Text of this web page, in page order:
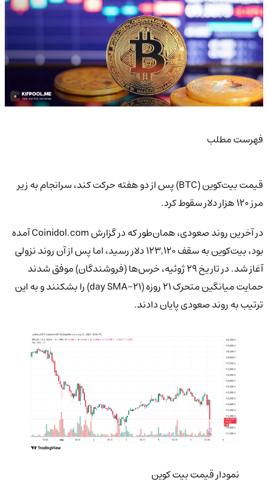
فهرست مطلب
قیمت بیت‌کوین (BTC) پس از دو هفته حرکت کند، سرانجام به زیر
مرز ۱۲۰ هزار دلار سقوط کرد.
در آخرین روند صعودی، همان‌طور که در گزارش Coinidol.com آمده
بود، بیت‌کوین به سقف ۱۲۳,۱۲۰ دلار رسید، اما پس از آن روند نزولی
آغاز شد. در تاریخ ۲۹ ژوئیه، خرس‌ها (فروشندگان) موفق شدند
حمایت میانگین متحرک ۲۱ روزه (21-day SMA) را بشکنند و به این
ترتیب به روند صعودی پایان دادند.
نمودار قیمت بیت کوین